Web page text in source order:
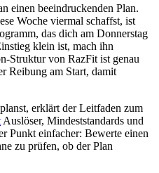
einen beeindruckenden Plan.
Woche viermal schaffst, ist
das dich am Donnerstag
klein ist, mach ihn
Struktur von RazFit ist genau
Reibung am Start, damit
erklärt der Leitfaden zum
Auslöser, Mindeststandards und
Punkt einfacher: Bewerte einen
zu prüfen, ob der Plan